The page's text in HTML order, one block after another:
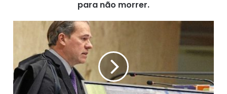
Fonte: (07/09/2020)
a
t
o
para não morrer.
e
s